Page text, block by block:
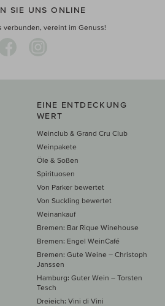
SIE UNS ONLINE
verbunden, vereint im Genuss!
EINE ENTDECKUNG
WERT
Weinclub & Grand Cru Club
Weinpakete
Öle & Soßen
Spirituosen
Von Parker bewertet
Von Suckling bewertet
Weinankauf
Bremen: Bar Rique Winehouse
Bremen: Engel WeinCafé
Bremen: Gute Weine – Christoph
Janssen
Hamburg: Guter Wein – Torsten
Tesch
Dreieich: Vini di Vini